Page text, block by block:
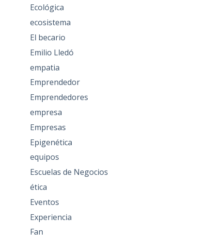
Ecológica
ecosistema
El becario
Emilio Lledó
empatia
Emprendedor
Emprendedores
empresa
Empresas
Epigenética
equipos
Escuelas de Negocios
ética
Eventos
Experiencia
Fan